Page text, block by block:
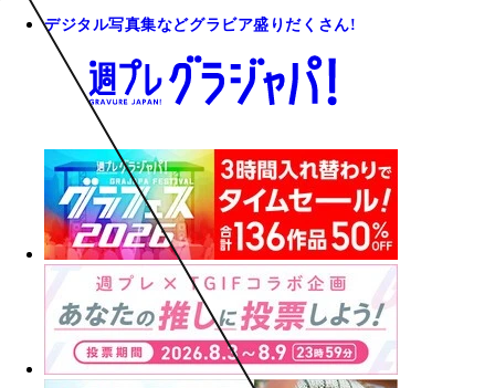
デジタル写真集などグラビア盛りだくさん!